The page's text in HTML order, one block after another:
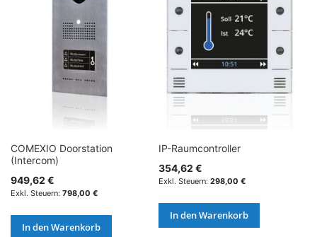
COMEXIO Doorstation
(Intercom)
949,62 €
798,00 €
In den Warenkorb
IP-Raumcontroller
354,62 €
298,00 €
In den Warenkorb